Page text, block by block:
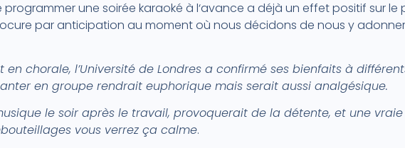
programmer une soirée karaoké à l‘avance a déjà un effet positif sur le
par anticipation au moment où nous décidons de nous y
chorale, l’Université de Londres a confirmé ses bienfaits à
en groupe rendrait euphorique mais serait aussi analgésique.
le soir après le travail, provoquerait de la détente, et une vraie
vous verrez ça calme.